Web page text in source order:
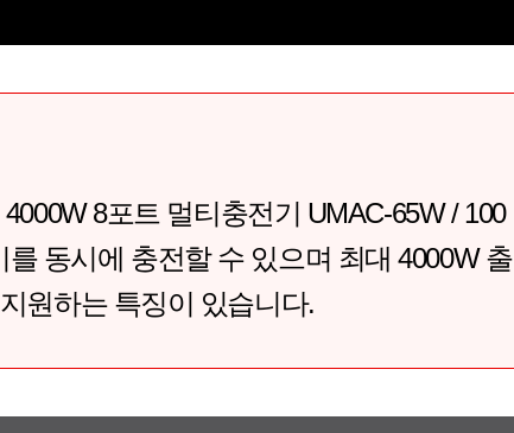
8포트 멀티충전기 UMAC-65W / 100
동시에 충전할 수 있으며 최대 4000W 출
원하는 특징이 있습니다.